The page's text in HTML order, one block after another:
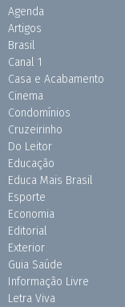
Agenda
Artigos
Brasil
Canal 1
Casa e Acabamento
Cinema
Condomínios
Cruzeirinho
Do Leitor
Educação
Educa Mais Brasil
Esporte
Economia
Editorial
Exterior
Guia Saúde
Informação Livre
Letra Viva